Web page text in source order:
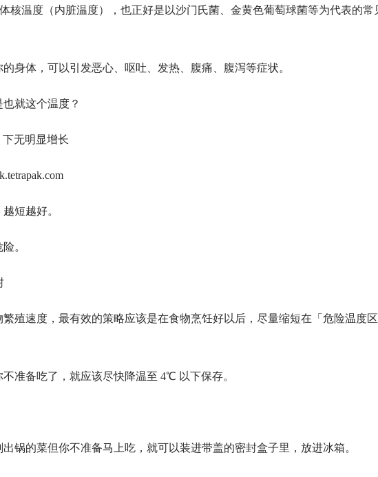
核温度（内脏温度），也正好是以沙门氏菌、金黄色葡萄球菌等为代表的常
身体，可以引发恶心、呕吐、发热、腹痛、腹泻等症状。
就这个温度？
无明显增长
短越好。
。
殖速度，最有效的策略应该是在食物烹饪好以后，尽量缩短在「危险温度
准备吃了，就应该尽快降温至 4℃ 以下保存。
锅的菜但你不准备马上吃，就可以装进带盖的密封盒子里，放进冰箱。